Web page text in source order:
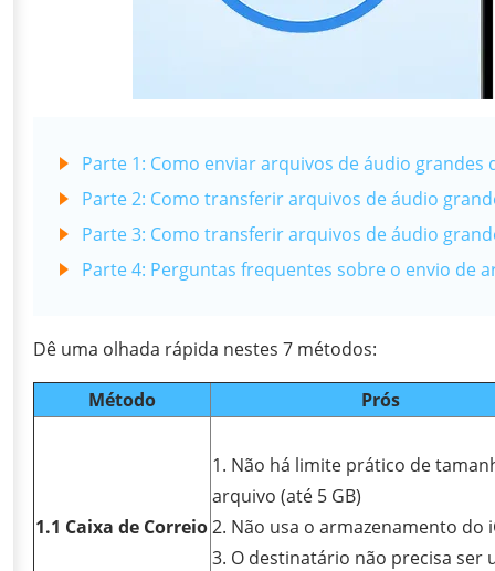
Parte 1: Como enviar arquivos de áudio
Parte 2: Como transferir arquivos de áudio
Parte 3: Como transferir arquivos de áudio
Parte 4: Perguntas frequentes sobre o envio de
Dê uma olhada rápida nestes 7 métodos:
Método Prós
1.1 Caixa de Correio
1. Não há limite prático de
arquivo (até 5 GB)
2. Não usa o armazenamento do
3. O destinatário não precisa ser